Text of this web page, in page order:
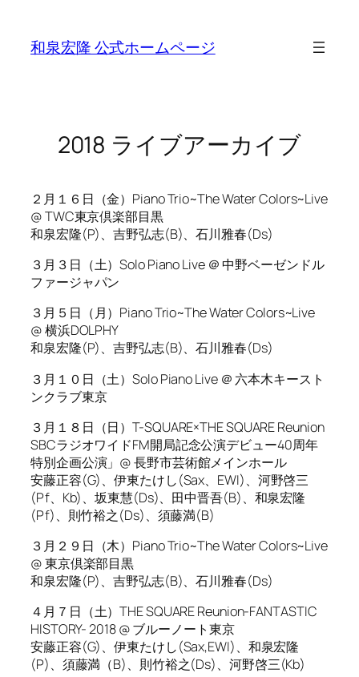
content
和泉宏隆 公式ホームページ
2018 ライブアーカイブ
２月１６日（金）Piano Trio~The Water Colors~Live
@ TWC東京倶楽部目黒
和泉宏隆(P)、吉野弘志(B)、石川雅春(Ds)
３月３日（土）Solo Piano Live ＠ 中野ベーゼンドル
ファージャパン
３月５日（月）Piano Trio~The Water Colors~Live
@ 横浜DOLPHY
和泉宏隆(P)、吉野弘志(B)、石川雅春(Ds)
３月１０日（土）Solo Piano Live ＠ 六本木キースト
ンクラブ東京
３月１８日（日）T-SQUARE×THE SQUARE Reunion
SBCラジオワイドFM開局記念公演デビュー40周年
特別企画公演」@ 長野市芸術館メインホール
安藤正容(G)、伊東たけし(Sax、EWI)、河野啓三
(Pf、Kb)、坂東慧(Ds)、田中晋吾(B)、和泉宏隆
(Pf)、則竹裕之(Ds)、須藤満(B)
３月２９日（木）Piano Trio~The Water Colors~Live
@ 東京倶楽部目黒
和泉宏隆(P)、吉野弘志(B)、石川雅春(Ds)
４月７日（土）THE SQUARE Reunion-FANTASTIC
HISTORY- 2018 @ ブルーノート東京
安藤正容(G)、伊東たけし(Sax,EWI)、和泉宏隆
(P)、須藤満（B)、則竹裕之(Ds)、河野啓三(Kb)